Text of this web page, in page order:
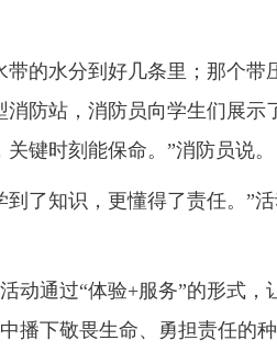
的水分到好几条里；那个带
防站，消防员向学生们展示
键时刻能保命。”消防员说。
了知识，更懂得了责任。”活
通过“体验+服务”的形式，
播下敬畏生命、勇担责任的种